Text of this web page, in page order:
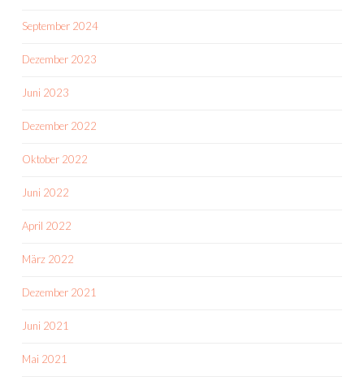
September 2024
Dezember 2023
Juni 2023
Dezember 2022
Oktober 2022
Juni 2022
April 2022
März 2022
Dezember 2021
Juni 2021
Mai 2021